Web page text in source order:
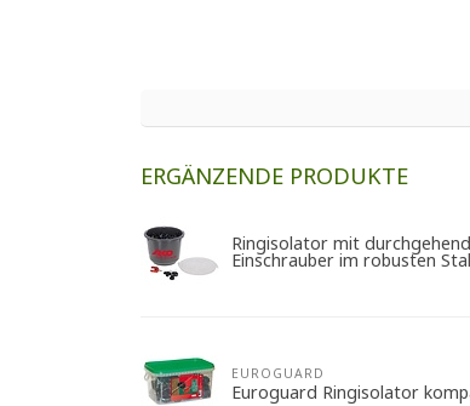
ERGÄNZENDE PRODUKTE
Ringisolator mit
Einschrauber im robusten
EUROGUARD
Euroguard Ringisolator